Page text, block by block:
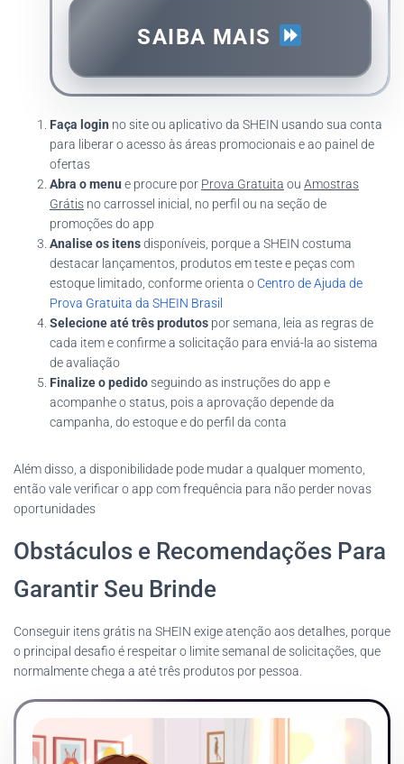
SAIBA MAIS
Faça login no site ou aplicativo da SHEIN usando sua conta
para liberar o acesso às áreas promocionais e ao painel de
ofertas
Abra o menu e procure por Prova Gratuita ou Amostras
Grátis no carrossel inicial, no perfil ou na seção de
promoções do app
Analise os itensdisponíveis, porque a SHEIN costuma
destacar lançamentos, produtos em teste e peças com
estoque limitado, conforme orienta o Centro de Ajuda de
Prova Gratuita da SHEIN Brasil
Selecione até três produtos por semana, leia as regras de
cada item e confirme a solicitação para enviá-la ao sistema
de avaliação
Finalize o pedidoseguindo as instruções do app e
acompanhe o status, pois a aprovação depende da
campanha, do estoque e do perfil da conta
Além disso, a disponibilidade pode mudar a qualquer momento,
então vale verificar o app com frequência para não perder novas
oportunidades
Obstáculos e Recomendações Para
Garantir Seu Brinde
Conseguir itens grátis na SHEIN exige atenção aos detalhes, porque
o principal desafio é respeitar o limite semanal de solicitações, que
normalmente chega a até três produtos por pessoa.